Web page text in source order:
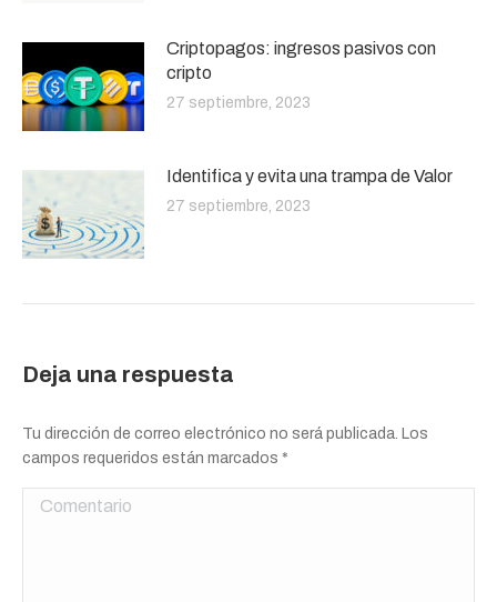
Criptopagos: ingresos pasivos con
cripto
27 septiembre, 2023
Identifica y evita una trampa de Valor
27 septiembre, 2023
Deja una respuesta
Tu dirección de correo electrónico no será publicada. Los
campos requeridos están marcados *
Comentario